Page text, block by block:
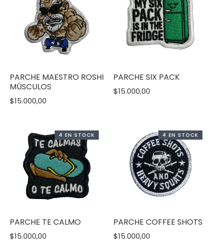
PARCHE MAESTRO ROSHI
MÚSCULOS
$15.000,00
PARCHE SIX PACK
$15.000,00
4 EN STOCK
PARCHE TE CALMO
$15.000,00
4 EN STOCK
PARCHE COFFEE SHOTS
$15.000,00